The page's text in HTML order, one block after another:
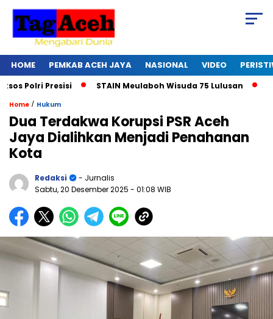
HOME PEMKAB ACEH JAYA NASIONAL VIDEO
Polri Presisi STAIN Meulaboh Wisuda 75 Lulusan Ikut
Home / Hukum
Dua Terdakwa Korupsi PSR Aceh
Jaya Dialihkan Menjadi Penahanan
Kota
Redaksi
- Jurnalis
Sabtu, 20 Desember 2025 - 01:08 WIB